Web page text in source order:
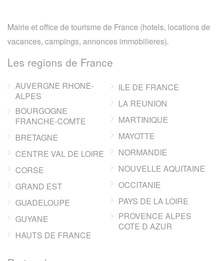
Mairie et office de tourisme de France (hotels, locations de
vacances, campings, annonces immobilieres).
Les regions de France
AUVERGNE RHONE-
ALPES
BOURGOGNE
FRANCHE-COMTE
BRETAGNE
CENTRE VAL DE LOIRE
CORSE
GRAND EST
GUADELOUPE
GUYANE
HAUTS DE FRANCE
ILE DE FRANCE
LA REUNION
MARTINIQUE
MAYOTTE
NORMANDIE
NOUVELLE AQUITAINE
OCCITANIE
PAYS DE LA LOIRE
PROVENCE ALPES
COTE D AZUR